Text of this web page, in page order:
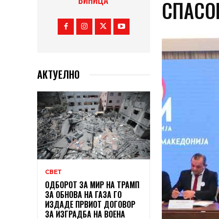
АКТУЕЛНО
СВЕТ
ОДБОРОТ ЗА МИР НА ТРАМП
ЗА ОБНОВА НА ГАЗА ГО
ИЗДАДЕ ПРВИОТ ДОГОВОР
ЗА ИЗГРАДБА НА ВОЕНА